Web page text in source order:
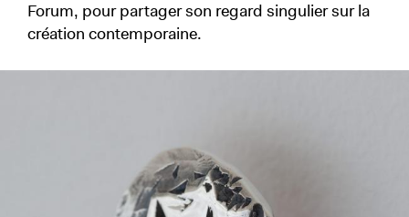
Forum, pour partager son regard singulier sur la
création contemporaine.